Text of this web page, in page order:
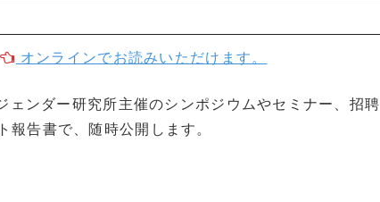
オンラインでお読みいただけます。
ンダー研究所主催のシンポジウムやセミナー、招聘
報告書で、随時公開します。